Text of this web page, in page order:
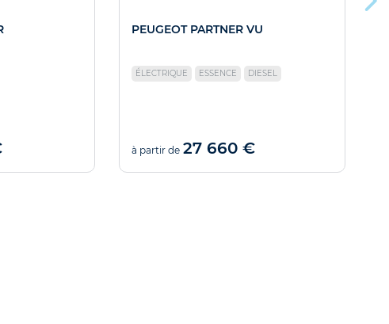
PEUGEOT PARTNER VU
ÉLECTRIQUE ESSENCE DIESEL
à partir de 27 660 €